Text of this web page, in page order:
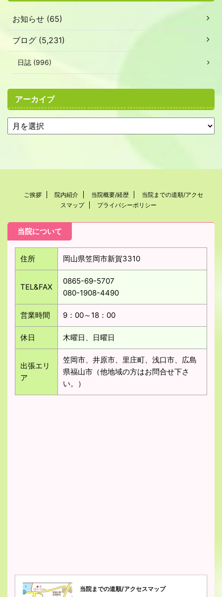
お知らせ (65)
ブログ (5,231)
日誌 (996)
アーカイブ
ご挨拶 院内紹介 当院概要/経歴
当院までの道順/アクセ
スマップ
プライバシーポリシー
当院について
住所 岡山県笠岡市新賀3310
TEL&FAX
0865-69-5707
080-1908-4490
営業時間 9：00～18：00
休日 木曜日、日曜日
出張エリ
ア
笠岡市、井原市、里庄町、浅口市、広島
県福山市（他地域の方はお問合せ下さ
い。）
当院までの道順/アクセスマップ